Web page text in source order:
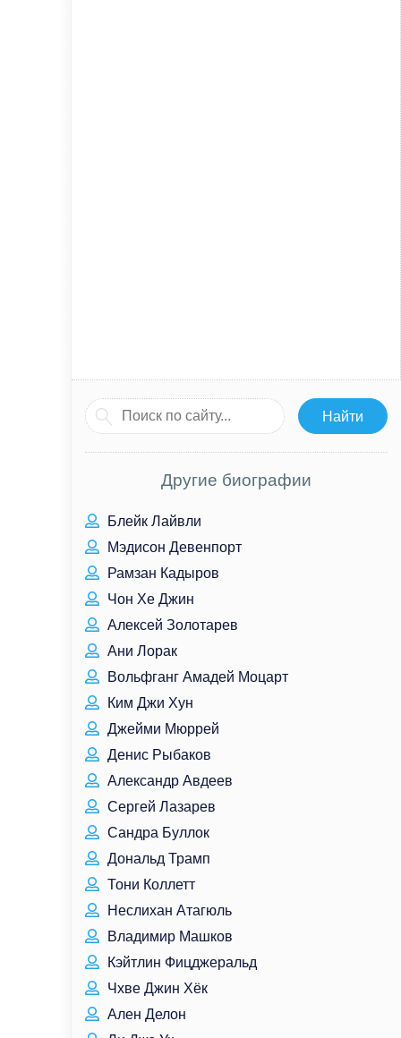
Другие биографии
Блейк Лайвли
Мэдисон Девенпорт
Рамзан Кадыров
Чон Хе Джин
Алексей Золотарев
Ани Лорак
Вольфганг Амадей Моцарт
Ким Джи Хун
Джейми Мюррей
Денис Рыбаков
Александр Авдеев
Сергей Лазарев
Сандра Буллок
Дональд Трамп
Тони Коллетт
Неслихан Атагюль
Владимир Машков
Кэйтлин Фицджеральд
Чхве Джин Хёк
Ален Делон